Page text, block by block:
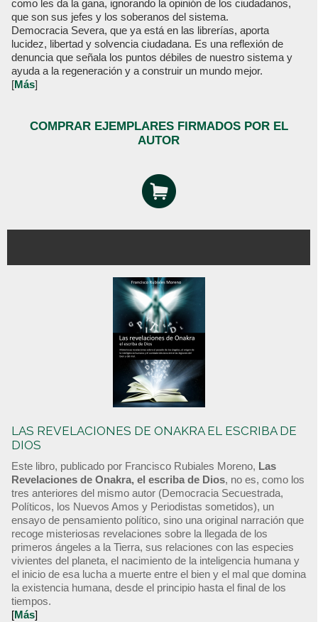
como les da la gana, ignorando la opinión de los ciudadanos,
que son sus jefes y los soberanos del sistema.
Democracia Severa, que ya está en las librerías, aporta
lucidez, libertad y solvencia ciudadana. Es una reflexión de
denuncia que señala los puntos débiles de nuestro sistema y
ayuda a la regeneración y a construir un mundo mejor.
[Más]
COMPRAR EJEMPLARES FIRMADOS POR EL
AUTOR
LAS REVELACIONES DE ONAKRA EL ESCRIBA DE
DIOS
Este libro, publicado por Francisco Rubiales Moreno, Las
Revelaciones de Onakra, el escriba de Dios, no es, como los
tres anteriores del mismo autor (Democracia Secuestrada,
Políticos, los Nuevos Amos y Periodistas sometidos), un
ensayo de pensamiento político, sino una original narración que
recoge misteriosas revelaciones sobre la llegada de los
primeros ángeles a la Tierra, sus relaciones con las especies
vivientes del planeta, el nacimiento de la inteligencia humana y
el inicio de esa lucha a muerte entre el bien y el mal que domina
la existencia humana, desde el principio hasta el final de los
tiempos.
[Más]